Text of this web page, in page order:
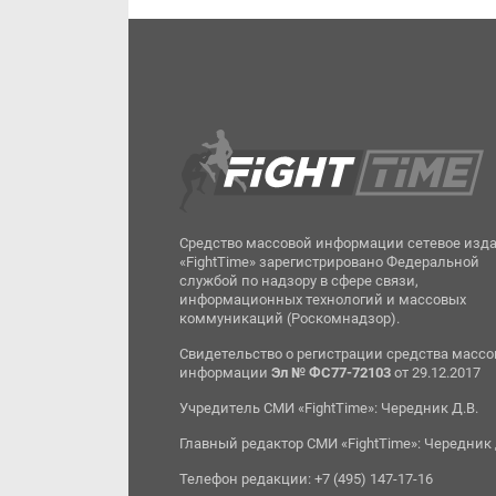
Средство массовой информации сетевое
«FightTime» зарегистрировано Федеральной
службой по надзору в сфере связи,
информационных технологий и массовых
коммуникаций (Роскомнадзор).
Свидетельство о регистрации средства
информацииЭл № ФС77-72103 от 29.12.2017
Учредитель СМИ «FightTime»: Чередник Д.В.
Главный редактор СМИ «FightTime»: Чередник
Телефон редакции: +7 (495) 147-17-16